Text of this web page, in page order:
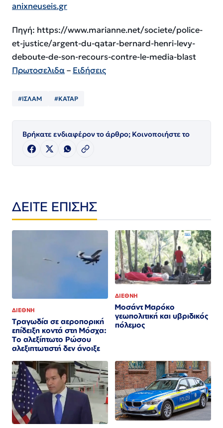
anixneuseis.gr
Πηγή: https://www.marianne.net/societe/police-
et-justice/argent-du-qatar-bernard-henri-levy-
deboute-de-son-recours-contre-le-media-blast
Πρωτοσελιδα– Ειδήσεις
#ΙΣΛΑΜ #ΚΑΤΑΡ
Βρήκατε ενδιαφέρον το άρθρο; Κοινοποιήστε το
ΔΕΙΤΕ ΕΠΙΣΗΣ
ΔΙΕΘΝΗ
Τραγωδία σε αεροπορική
επίδειξη κοντά στη Μόσχα:
Το αλεξίπτωτο Ρώσου
αλεξιπτωτιστή δεν άνοιξε
ΔΙΕΘΝΗ
Μοσάντ Μαρόκο
γεωπολιτική και υβριδικός
πόλεμος